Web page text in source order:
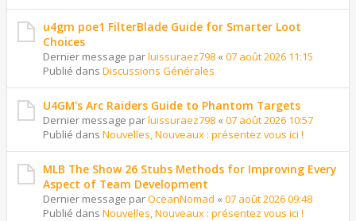
u4gm poe1 FilterBlade Guide for Smarter Loot
Choices
Dernier message parluissuraez798 « 07 août 2026 11:15
Publié dans Discussions Générales
U4GM's Arc Raiders Guide to Phantom Targets
Dernier message parluissuraez798 « 07 août 2026 10:57
Publié dans Nouvelles, Nouveaux : présentez vous ici !
MLB The Show 26 Stubs Methods for Improving Every
Aspect of Team Development
Dernier message parOceanNomad « 07 août 2026 09:48
Publié dans Nouvelles, Nouveaux : présentez vous ici !